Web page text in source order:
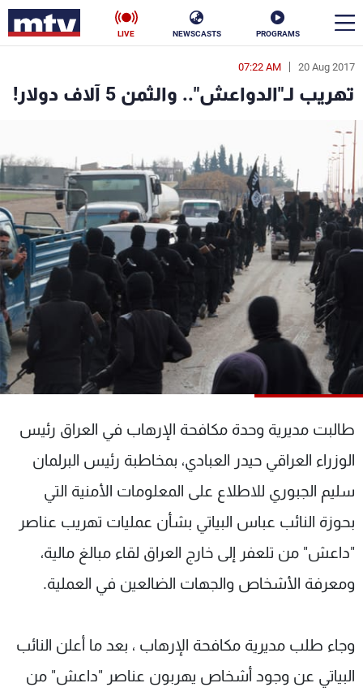
PROGRAMS
NEWSCASTS
LIVE
20 Aug 2017
07:22 AM
تهريب لـ"الدواعش".. والثمن 5 آلاف دولار!
طالبت مديرية وحدة مكافحة الإرهاب في العراق رئيس
الوزراء العراقي حيدر العبادي، بمخاطبة رئيس البرلمان
سليم الجبوري للاطلاع على المعلومات الأمنية التي
بحوزة النائب عباس البياتي بشأن عمليات تهريب عناصر
"داعش" من تلعفر إلى خارج العراق لقاء مبالغ مالية،
ومعرفة الأشخاص والجهات الضالعين في العملية.
وجاء طلب مديرية مكافحة الإرهاب ، بعد ما أعلن النائب
البياتي عن وجود أشخاص يهربون عناصر "داعش" من
en
الأخبار
سياسة
إقتصاد فن
منوعات رياضة
كأس العالم
البرامج
جدول البرامج
شاهد البرامج
عن MTV
الإنـتـاج
لاعلاناتكم
وظائف
تواصل معنا
شروط الإسـتخدام